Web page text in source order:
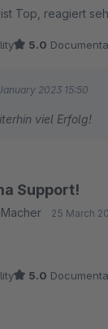
Top, reagiert
5.0
2023 15:50
viel Erfolg!
Support!
25 March
5.0